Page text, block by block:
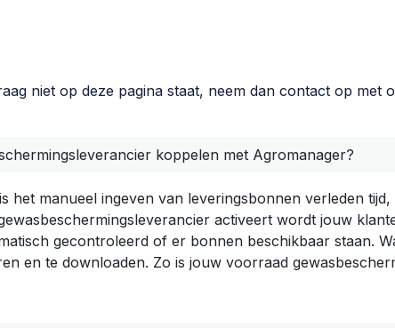
niet op deze pagina staat, neem dan contact op met
koppelen met Agromanager?
het manueel ingeven van leveringsbonnen verleden
activeert wordt jouw
gecontroleerd of er bonnen beschikbaar staan.
en te downloaden. Zo is jouw voorraad